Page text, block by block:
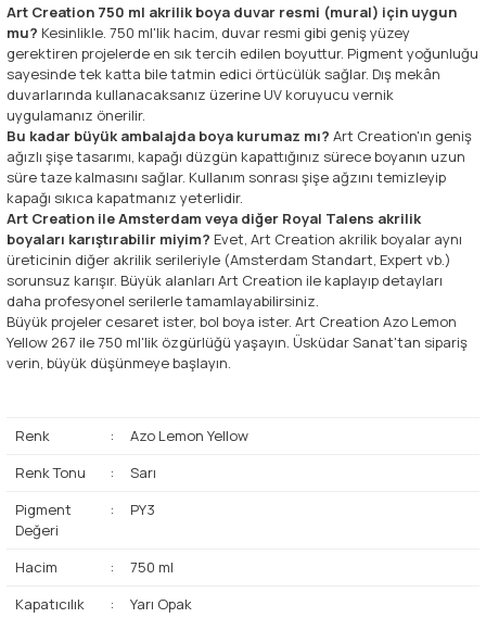
Art Creation 750 ml akrilik boya duvar resmi (mural) için uygun
mu? Kesinlikle. 750 ml'lik hacim, duvar resmi gibi geniş yüzey
gerektiren projelerde en sık tercih edilen boyuttur. Pigment yoğunluğu
sayesinde tek katta bile tatmin edici örtücülük sağlar. Dış mekân
duvarlarında kullanacaksanız üzerine UV koruyucu vernik
uygulamanız önerilir.
Bu kadar büyük ambalajda boya kurumaz mı? Art Creation'ın geniş
ağızlı şişe tasarımı, kapağı düzgün kapattığınız sürece boyanın uzun
süre taze kalmasını sağlar. Kullanım sonrası şişe ağzını temizleyip
kapağı sıkıca kapatmanız yeterlidir.
Art Creation ile Amsterdam veya diğer Royal Talens akrilik
boyaları karıştırabilir miyim? Evet, Art Creation akrilik boyalar aynı
üreticinin diğer akrilik serileriyle (Amsterdam Standart, Expert vb.)
sorunsuz karışır. Büyük alanları Art Creation ile kaplayıp detayları
daha profesyonel serilerle tamamlayabilirsiniz.
Büyük projeler cesaret ister, bol boya ister. Art Creation Azo Lemon
Yellow 267 ile 750 ml'lik özgürlüğü yaşayın. Üsküdar Sanat'tan sipariş
verin, büyük düşünmeye başlayın.
Renk :
Azo Lemon Yellow
Renk Tonu
:
Sarı
Pigment
Değeri
: PY3
Hacim :
750 ml
Kapatıcılık
: Yarı Opak